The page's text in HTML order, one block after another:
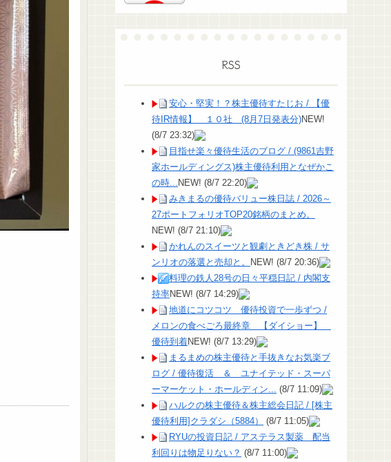
RSS
安心・堅実！？株主優待すたじお / 【優
待IR情報】 １０社 (8月7日発表分)NEW!
(8/7 23:32)
目指せ楽々優待生活のブログ / (9861吉野
家ホールディングス)株主優待利用となぜかこ
の時... NEW! (8/7 22:20)
みきまるの優待バリュー株日誌 / 2026～
27ポートフォリオTOP20銘柄のまとめ。
NEW! (8/7 21:10)
かれんのスイーツと観劇ときどき株 / サ
ンリオの落選と売却と。 NEW! (8/7 20:36)
料理の鉄人28号の日々平穏日記 / 内閣支
持率NEW! (8/7 14:29)
地道にコツコツ 優待投資で一歩ずつ /
メロンの食べごろ最終章 【ダイショー】
優待到着NEW! (8/7 13:29)
まるまめの株主優待と手抜きなお気楽ブ
ログ / 優待復活 ＆ ユナイテッド・スーパ
ーマーケット・ホールディン...
(8/7 11:09)
ハルクの株主優待＆株主総会日記 / [株主
優待利用]クラダシ（5884）
(8/7 11:05)
RYUの投資日記 / アステラス製薬 配当
利回りは物足りない？ (8/7 11:00)